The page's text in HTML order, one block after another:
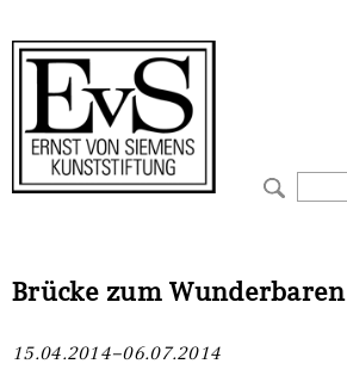
Brücke zum Wunderbaren
15.04.2014–06.07.2014
Förderphilosophie
Gremien
Ankauf
Restaurierungen